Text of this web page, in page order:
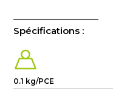
Spécifications :
0.1 kg/PCE